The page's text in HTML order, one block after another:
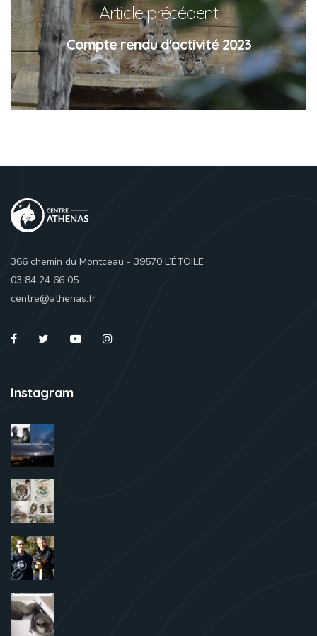
Article précédent
Compte rendu d'activité 2023
366 chemin du Montceau - 39570 L’ÉTOILE
03 84 24 66 05
centre@athenas.fr
Instagram